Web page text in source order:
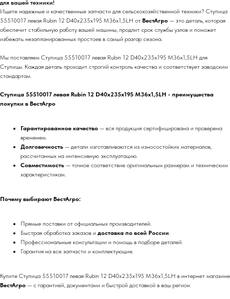
для вашей техники!
Ищете надежные и качественные запчасти для сельскохозяйственной техники? Ступица
55510017 левая Rubin 12 D40x235x195 M36x1,5LH от ВестАгро — это деталь, которая
обеспечит стабильную работу вашей машины, продлит срок службы узлов и поможет
избежать незапланированных простоев в самый разгар сезона.
Мы поставляем Ступица 55510017 левая Rubin 12 D40x235x195 M36x1,5LH для
Ступицы. Каждая деталь проходит строгий контроль качества и соответствует заводским
стандартам.
Ступица 55510017 левая Rubin 12 D40x235x195 M36x1,5LH - преимущества
покупки в ВестАгро
Гарантированное качество — вся продукция сертифицирована и проверена
временем.
Долговечность — детали изготавливаются из износостойких материалов,
рассчитанных на интенсивную эксплуатацию.
Совместимость — точное соответствие оригинальным размерам и техническим
характеристикам.
Почему выбирают ВестАгро:
Прямые поставки от официальных производителей.
Быстрая обработка заказов и доставка по всей России.
Профессиональные консультации и помощь в подборе деталей.
Гарантия на все запчасти и комплектующие.
Купите Ступица 55510017 левая Rubin 12 D40x235x195 M36x1,5LH в интернет магазине
ВестАгро — с гарантией, документами и быстрой доставкой в ваш регион.